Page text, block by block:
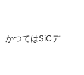
かつてはSiCデ